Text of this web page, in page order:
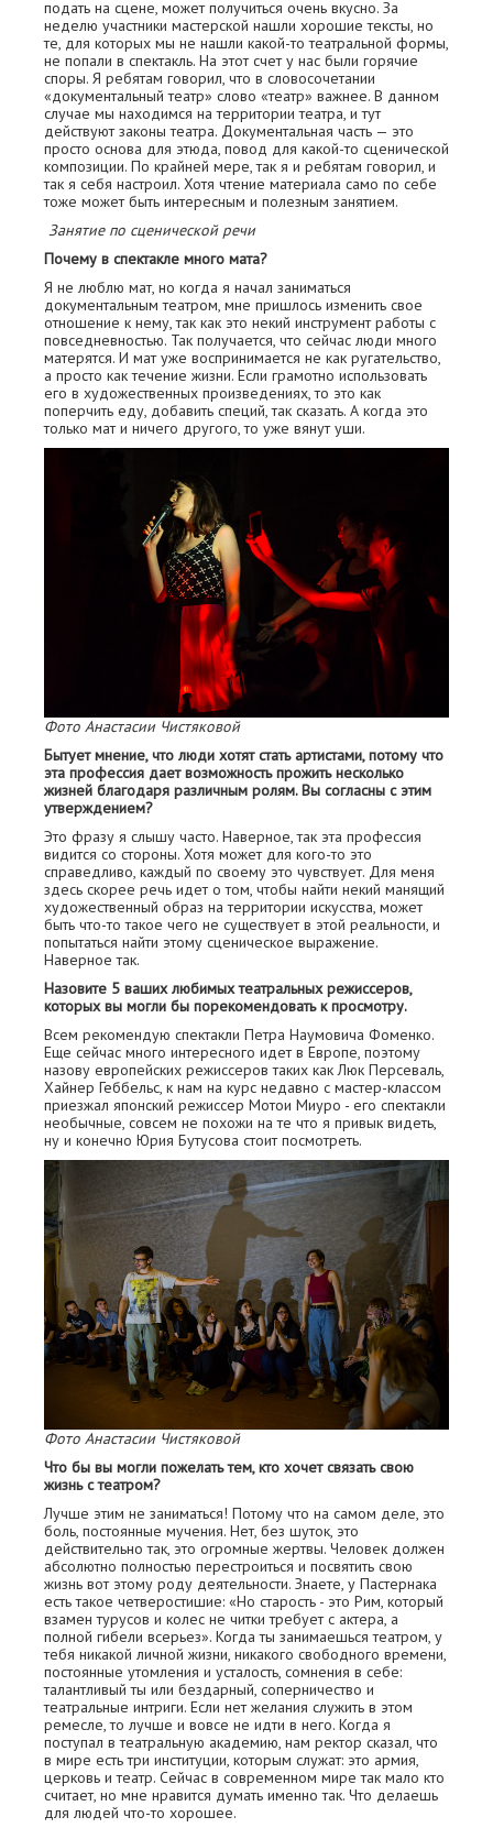
подать на сцене, может получиться очень вкусно. За
неделю участники мастерской нашли хорошие тексты, но
те, для которых мы не нашли какой-то театральной формы,
не попали в спектакль. На этот счет у нас были горячие
споры. Я ребятам говорил, что в словосочетании
«документальный театр» слово «театр» важнее. В данном
случае мы находимся на территории театра, и тут
действуют законы театра. Документальная часть — это
просто основа для этюда, повод для какой-то сценической
композиции. По крайней мере, так я и ребятам говорил, и
так я себя настроил. Хотя чтение материала само по себе
тоже может быть интересным и полезным занятием.
Занятие по сценической речи
Почему в спектакле много мата?
Я не люблю мат, но когда я начал заниматься
документальным театром, мне пришлось изменить свое
отношение к нему, так как это некий инструмент работы с
повседневностью. Так получается, что сейчас люди много
матерятся. И мат уже воспринимается не как ругательство,
а просто как течение жизни. Если грамотно использовать
его в художественных произведениях, то это как
поперчить еду, добавить специй, так сказать. А когда это
только мат и ничего другого, то уже вянут уши.
Фото Анастасии Чистяковой
Бытует мнение, что люди хотят стать артистами, потому что
эта профессия дает возможность прожить несколько
жизней благодаря различным ролям. Вы согласны с этим
утверждением?
Это фразу я слышу часто. Наверное, так эта профессия
видится со стороны. Хотя может для кого-то это
справедливо, каждый по своему это чувствует. Для меня
здесь скорее речь идет о том, чтобы найти некий манящий
художественный образ на территории искусства, может
быть что-то такое чего не существует в этой реальности, и
попытаться найти этому сценическое выражение.
Наверное так.
Назовите 5 ваших любимых театральных режиссеров,
которых вы могли бы порекомендовать к просмотру.
Всем рекомендую спектакли Петра Наумовича Фоменко.
Еще сейчас много интересного идет в Европе, поэтому
назову европейских режиссеров таких как Люк Персеваль,
Хайнер Геббельс, к нам на курс недавно с мастер-классом
приезжал японский режиссер Мотои Миуро - его спектакли
необычные, совсем не похожи на те что я привык видеть,
ну и конечно Юрия Бутусова стоит посмотреть.
Фото Анастасии Чистяковой
Что бы вы могли пожелать тем, кто хочет связать свою
жизнь с театром?
Лучше этим не заниматься! Потому что на самом деле, это
боль, постоянные мучения. Нет, без шуток, это
действительно так, это огромные жертвы. Человек должен
абсолютно полностью перестроиться и посвятить свою
жизнь вот этому роду деятельности. Знаете, у Пастернака
есть такое четверостишие: «Но старость - это Рим, который
взамен турусов и колес не читки требует с актера, а
полной гибели всерьез». Когда ты занимаешься театром, у
тебя никакой личной жизни, никакого свободного времени,
постоянные утомления и усталость, сомнения в себе:
талантливый ты или бездарный, соперничество и
театральные интриги. Если нет желания служить в этом
ремесле, то лучше и вовсе не идти в него. Когда я
поступал в театральную академию, нам ректор сказал, что
в мире есть три институции, которым служат: это армия,
церковь и театр. Сейчас в современном мире так мало кто
считает, но мне нравится думать именно так. Что делаешь
для людей что-то хорошее.